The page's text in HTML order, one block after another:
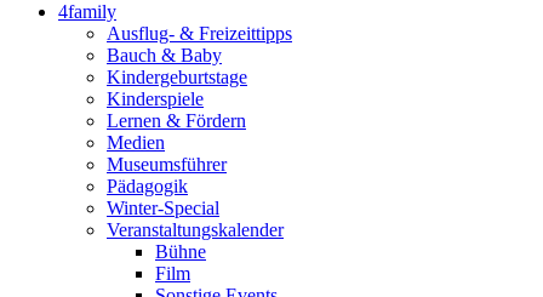
4family
Ausflug- & Freizeittipps
Bauch & Baby
Kindergeburtstage
Kinderspiele
Lernen & Fördern
Medien
Museumsführer
Pädagogik
Winter-Special
Veranstaltungskalender
Bühne
Film